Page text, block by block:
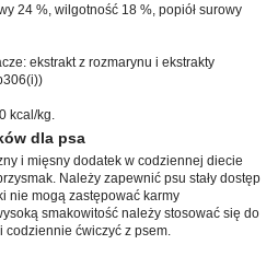
24 %, wilgotność 18 %, popiół surowy
ekstrakt z rozmarynu i ekstrakty
kcal/kg.
dla psa
i mięsny dodatek w codziennej diecie
Należy zapewnić psu stały dostęp
nie mogą zastępować karmy
smakowitość należy stosować się do
ćwiczyć z psem.